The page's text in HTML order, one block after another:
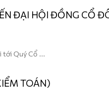
ĐẠI HỘI ĐỒNG CỔ
tới Quý Cổ ...
TOÁN)